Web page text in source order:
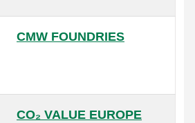
CMW FOUNDRIES
CO₂ VALUE EUROPE